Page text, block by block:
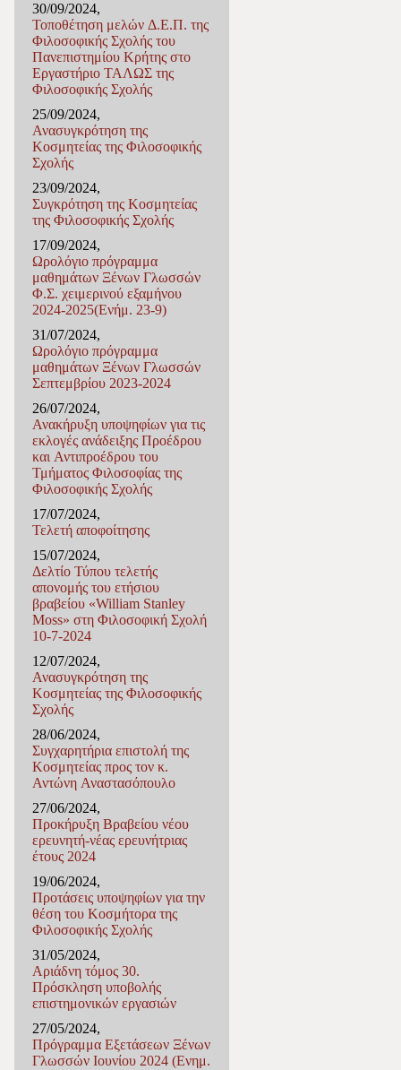
30/09/2024,
Τοποθέτηση μελών Δ.Ε.Π. της
Φιλοσοφικής Σχολής του
Πανεπιστημίου Κρήτης στο
Εργαστήριο ΤΑΛΩΣ της
Φιλοσοφικής Σχολής
25/09/2024,
Ανασυγκρότηση της
Κοσμητείας της Φιλοσοφικής
Σχολής
23/09/2024,
Συγκρότηση της Κοσμητείας
της Φιλοσοφικής Σχολής
17/09/2024,
Ωρολόγιο πρόγραμμα
μαθημάτων Ξένων Γλωσσών
Φ.Σ. χειμερινού εξαμήνου
2024-2025(Ενήμ. 23-9)
31/07/2024,
Ωρολόγιο πρόγραμμα
μαθημάτων Ξένων Γλωσσών
Σεπτεμβρίου 2023-2024
26/07/2024,
Ανακήρυξη υποψηφίων για τις
εκλογές ανάδειξης Προέδρου
και Αντιπροέδρου του
Τμήματος Φιλοσοφίας της
Φιλοσοφικής Σχολής
17/07/2024,
Τελετή αποφοίτησης
15/07/2024,
Δελτίο Τύπου τελετής
απονομής του ετήσιου
βραβείου «William Stanley
Moss» στη Φιλοσοφική Σχολή
10-7-2024
12/07/2024,
Ανασυγκρότηση της
Κοσμητείας της Φιλοσοφικής
Σχολής
28/06/2024,
Συγχαρητήρια επιστολή της
Κοσμητείας προς τον κ.
Αντώνη Αναστασόπουλο
27/06/2024,
Προκήρυξη Βραβείου νέου
ερευνητή-νέας ερευνήτριας
έτους 2024
19/06/2024,
Προτάσεις υποψηφίων για την
θέση του Κοσμήτορα της
Φιλοσοφικής Σχολής
31/05/2024,
Αριάδνη τόμος 30.
Πρόσκληση υποβολής
επιστημονικών εργασιών
27/05/2024,
Πρόγραμμα Εξετάσεων Ξένων
Γλωσσών Ιουνίου 2024 (Ενημ.